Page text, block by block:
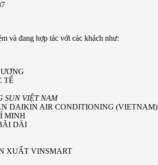
và đang hợp tác với các khách như:
TẾ
SUN VIỆT NAM
DAIKIN AIR CONDITIONING (VIETNAM)
MINH
DÀI
XUẤT VINSMART